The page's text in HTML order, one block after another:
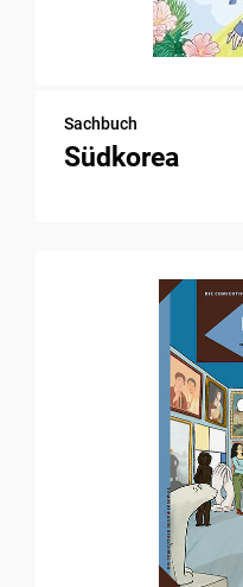
Sachbuch
Südkorea